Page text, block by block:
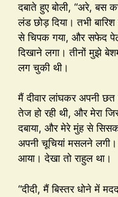
दबाते हुए बोली, “अरे, बस
लंड छोड़ दिया। तभी
से चिपक गया, और सफेद
दिखाने लगा। तीनों मुझे
लग चुकी थी।
मैं दीवार लांघकर अपनी
तेज हो रही थी, और मेरा
दबाया, और मेरे मुंह से
अपनी चूचियां मसलने
आया। देखा तो राहुल था।
“दीदी, मैं बिस्तर धोने में